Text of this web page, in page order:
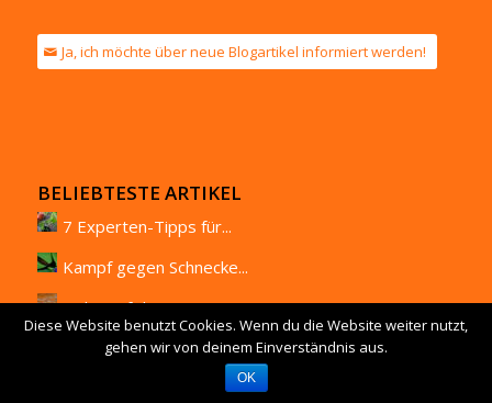
Ja, ich möchte über neue Blogartikel informiert werden!
BELIEBTESTE ARTIKEL
7 Experten-Tipps für...
Kampf gegen Schnecke...
Liebe auf den ersten...
Waldviertler Gemüseg...
Geplantes Chaos: Wil...
Diese Website benutzt Cookies. Wenn du die Website weiter nutzt,
gehen wir von deinem Einverständnis aus.
OK